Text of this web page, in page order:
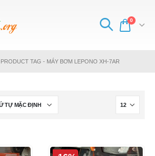
0
PRODUCT TAG - MÁY BƠM LEPONO XH-7AR